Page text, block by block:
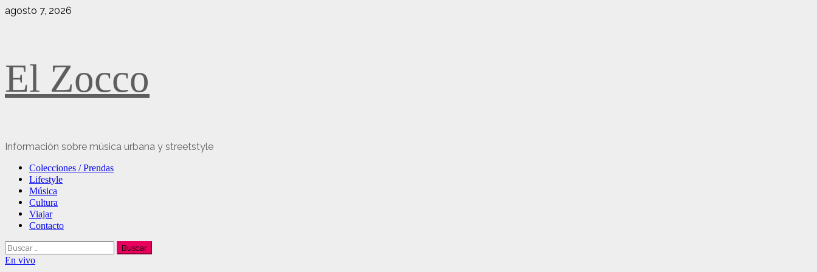
Saltar
agosto 7, 2026
El Zocco
Información sobre música urbana y streetstyle
Menú
principal
Colecciones / Prendas
Lifestyle
Música
Cultura
Viajar
Contacto
Buscar:
En vivo